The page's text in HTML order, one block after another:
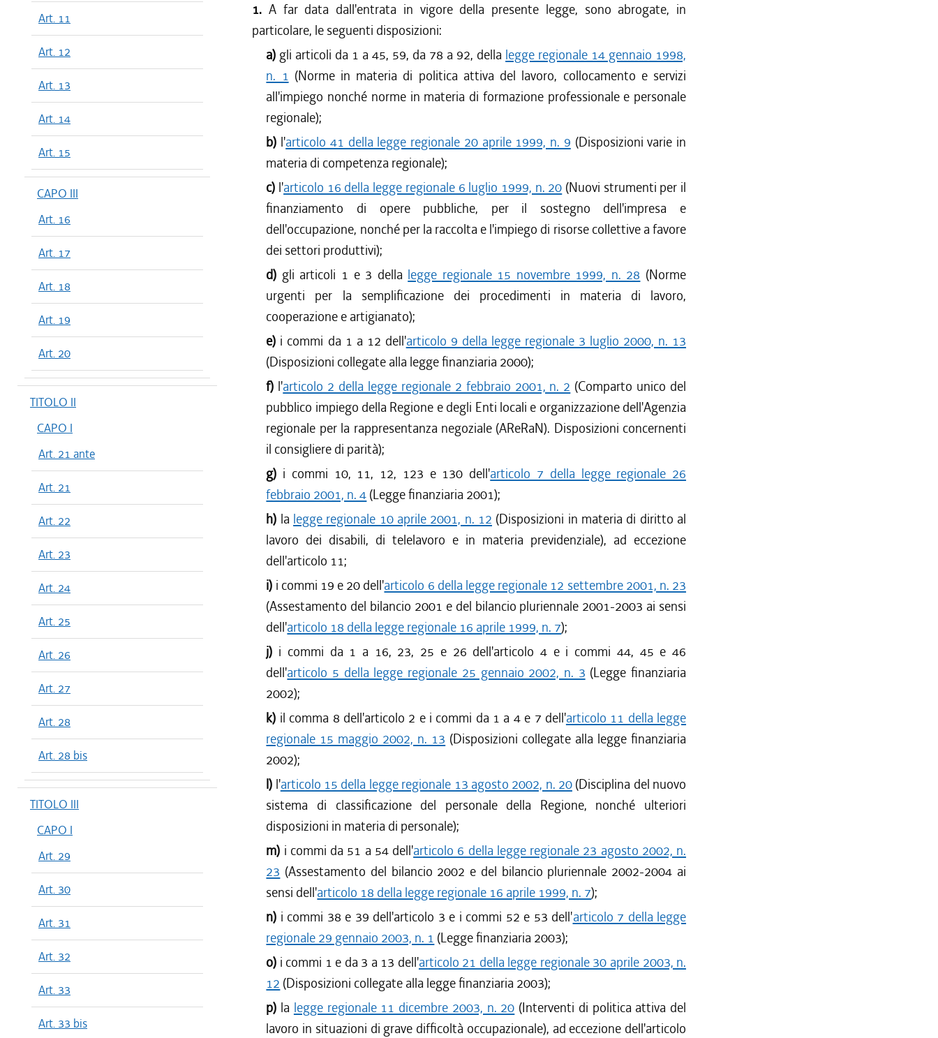
Art. 11
Art. 12
Art. 13
Art. 14
Art. 15
CAPO III
Art. 16
Art. 17
Art. 18
Art. 19
Art. 20
TITOLO II
CAPO I
Art. 21 ante
Art. 21
Art. 22
Art. 23
Art. 24
Art. 25
Art. 26
Art. 27
Art. 28
Art. 28 bis
TITOLO III
CAPO I
Art. 29
Art. 30
Art. 31
Art. 32
Art. 33
Art. 33 bis
1. A far data dall'entrata in vigore della presente legge, sono abrogate, in
particolare, le seguenti disposizioni:
a) gli articoli da 1 a 45, 59, da 78 a 92, della legge regionale 14 gennaio 1998,
n. 1 (Norme in materia di politica attiva del lavoro, collocamento e servizi
all'impiego nonché norme in materia di formazione professionale e personale
regionale);
b) l'articolo 41 della legge regionale 20 aprile 1999, n. 9 (Disposizioni varie in
materia di competenza regionale);
c) l'articolo 16 della legge regionale 6 luglio 1999, n. 20 (Nuovi strumenti per il
finanziamento di opere pubbliche, per il sostegno dell'impresa e
dell'occupazione, nonché per la raccolta e l'impiego di risorse collettive a favore
dei settori produttivi);
d) gli articoli 1 e 3 della legge regionale 15 novembre 1999, n. 28 (Norme
urgenti per la semplificazione dei procedimenti in materia di lavoro,
cooperazione e artigianato);
e) i commi da 1 a 12 dell'articolo 9 della legge regionale 3 luglio 2000, n. 13
(Disposizioni collegate alla legge finanziaria 2000);
f) l'articolo 2 della legge regionale 2 febbraio 2001, n. 2 (Comparto unico del
pubblico impiego della Regione e degli Enti locali e organizzazione dell'Agenzia
regionale per la rappresentanza negoziale (AReRaN). Disposizioni concernenti
il consigliere di parità);
g) i commi 10, 11, 12, 123 e 130 dell'articolo 7 della legge regionale 26
febbraio 2001, n. 4 (Legge finanziaria 2001);
h) la legge regionale 10 aprile 2001, n. 12 (Disposizioni in materia di diritto al
lavoro dei disabili, di telelavoro e in materia previdenziale), ad eccezione
dell'articolo 11;
i) i commi 19 e 20 dell'articolo 6 della legge regionale 12 settembre 2001, n. 23
(Assestamento del bilancio 2001 e del bilancio pluriennale 2001-2003 ai sensi
dell'articolo 18 della legge regionale 16 aprile 1999, n. 7);
j) i commi da 1 a 16, 23, 25 e 26 dell'articolo 4 e i commi 44, 45 e 46
dell'articolo 5 della legge regionale 25 gennaio 2002, n. 3 (Legge finanziaria
2002);
k) il comma 8 dell'articolo 2 e i commi da 1 a 4 e 7 dell'articolo 11 della legge
regionale 15 maggio 2002, n. 13 (Disposizioni collegate alla legge finanziaria
2002);
l) l'articolo 15 della legge regionale 13 agosto 2002, n. 20(Disciplina del nuovo
sistema di classificazione del personale della Regione, nonché ulteriori
disposizioni in materia di personale);
m) i commi da 51 a 54 dell'articolo 6 della legge regionale 23 agosto 2002, n.
23 (Assestamento del bilancio 2002 e del bilancio pluriennale 2002-2004 ai
sensi dell'articolo 18 della legge regionale 16 aprile 1999, n. 7);
n) i commi 38 e 39 dell'articolo 3 e i commi 52 e 53 dell'articolo 7 della legge
regionale 29 gennaio 2003, n. 1 (Legge finanziaria 2003);
o) i commi 1 e da 3 a 13 dell'articolo 21 della legge regionale 30 aprile 2003, n.
12 (Disposizioni collegate alla legge finanziaria 2003);
p) la legge regionale 11 dicembre 2003, n. 20 (Interventi di politica attiva del
lavoro in situazioni di grave difficoltà occupazionale), ad eccezione dell'articolo